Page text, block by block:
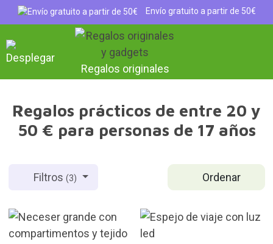
Envío gratuito a partir de 50€
Regalos originales
Regalos prácticos de entre 20 y
50 € para personas de 17 años
Ordenar
Filtros(3)